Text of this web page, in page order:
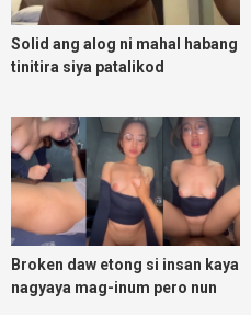
Solid ang alog ni mahal habang
tinitira siya patalikod
Broken daw etong si insan kaya
nagyaya mag-inum pero nun